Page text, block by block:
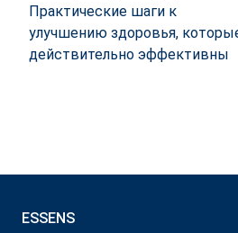
Практические шаги к
улучшению здоровья,
действительно эффективны
ESSENS